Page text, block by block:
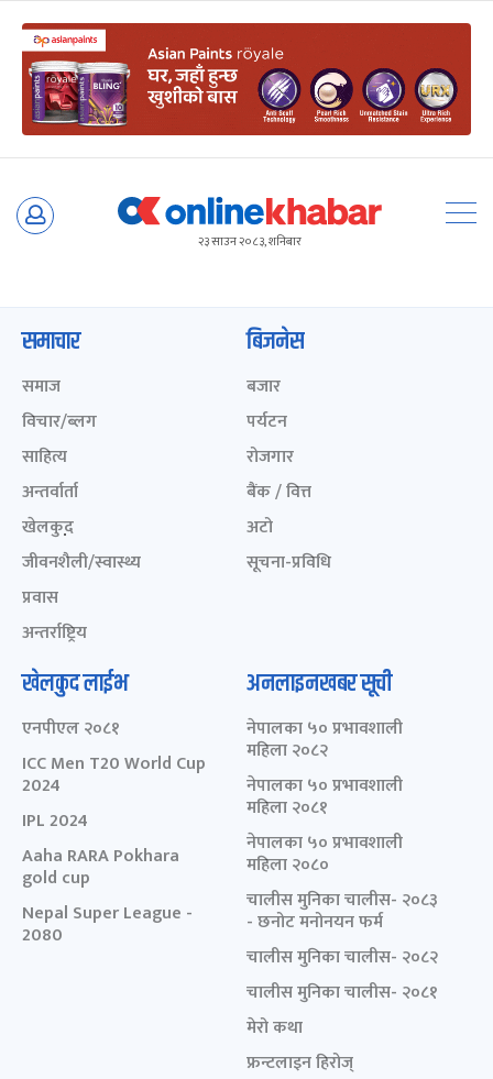
Skip
२३ साउन २०८३, शनिबार
समाचार
समाज
विचार/ब्लग
साहित्य
अन्तर्वार्ता
खेलकुद़़
जीवनशैली/स्वास्थ्य
प्रवास
अन्तर्राष्ट्रिय
बिजनेस
बजार
पर्यटन
रोजगार
बैंक / वित्त
अटो
सूचना-प्रविधि
खेलकुद लाईभ
एनपीएल २०८१
ICC Men T20 World Cup
2024
IPL 2024
Aaha RARA Pokhara
gold cup
Nepal Super League -
2080
अनलाइनखबर सूची
नेपालका ५० प्रभावशाली
महिला २०८२
नेपालका ५० प्रभावशाली
महिला २०८१
नेपालका ५० प्रभावशाली
महिला २०८०
चालीस मुनिका चालीस- २०८३
- छनोट मनोनयन फर्म
चालीस मुनिका चालीस- २०८२
चालीस मुनिका चालीस- २०८१
मेरो कथा
फ्रन्टलाइन हिरोज्